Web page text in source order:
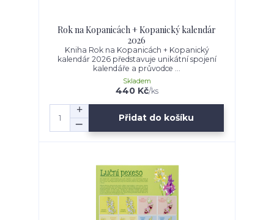
Rok na Kopanicách + Kopanický kalendár
2026
Kniha Rok na Kopanicách + Kopanický
kalendár 2026 představuje unikátní spojení
kalendáře a průvodce ...
440 Kč/ks
Skladem
Přidat do košíku